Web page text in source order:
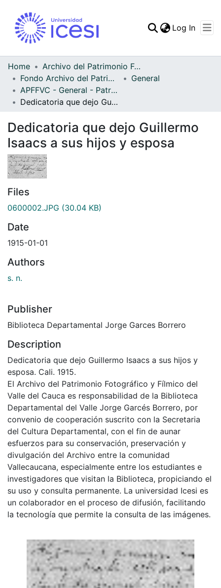
Statistics
Log In
Home
Archivo del Patrimonio Fotográfico y Fílmico del Valle del Cauca
Fondo Archivo del Patrimonio Fotográfico y Fílmico del Valle del Cauca
General
APFFVC - General - Patrimonial
Dedicatoria que dejo Guillermo Isaacs a sus hijos y esposa
Dedicatoria que dejo Guillermo
Isaacs a sus hijos y esposa
Files
0600002.JPG (30.04 KB)
Date
1915-01-01
Authors
s. n.
Publisher
Biblioteca Departamental Jorge Garces Borrero
Description
Dedicatoria que dejo Guillermo Isaacs a sus hijos y
esposa. Cali. 1915.
El Archivo del Patrimonio Fotográfico y Fílmico del
Valle del Cauca es responsabilidad de la Biblioteca
Departamental del Valle Jorge Garcés Borrero, por
convenio de cooperación suscrito con la Secretaria
del Cultura Departamental, con el fin de aunar
esfuerzos para su conservación, preservación y
divulgación del Archivo entre la comunidad
Vallecaucana, especialmente entre los estudiantes e
investigadores que visitan la Biblioteca, propiciando el
su uso y consulta permanente. La universidad Icesi es
un colaborador en el proceso de difusión, facilitando
la tecnología que permite la consulta de las imágenes.